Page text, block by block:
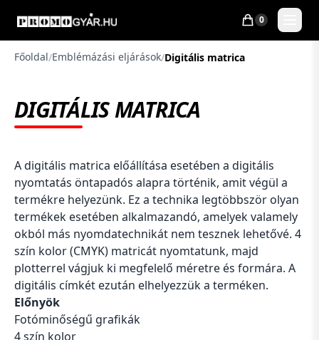
0
Főoldal/Emblémázási eljárások/Digitális matrica
DIGITÁLIS MATRICA
A digitális matrica előállítása esetében a digitális
nyomtatás öntapadós alapra történik, amit végül a
termékre helyezünk. Ez a technika legtöbbször olyan
termékek esetében alkalmazandó, amelyek valamely
okból más nyomdatechnikát nem tesznek lehetővé. 4
szín kolor (CMYK) matricát nyomtatunk, majd
plotterrel vágjuk ki megfelelő méretre és formára. A
digitális címkét ezután elhelyezzük a terméken.
Előnyök
Fotóminőségű grafikák
4 szín kolor